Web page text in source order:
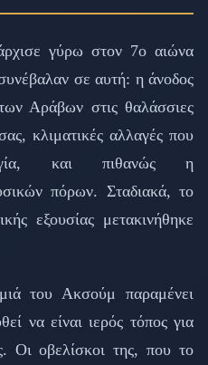
γύρω στον 7ο αιώνα
σε αυτή: η άνοδος
Αράβων στις θαλάσσιες
κλιματικές αλλαγές που
και πιθανώς η
πόρων. Σταδιακά, το
εξουσίας μετακινήθηκε
του Ακσούμ παραμένει
να είναι ιερός τόπος για
Οι οβελίσκοι της, που το